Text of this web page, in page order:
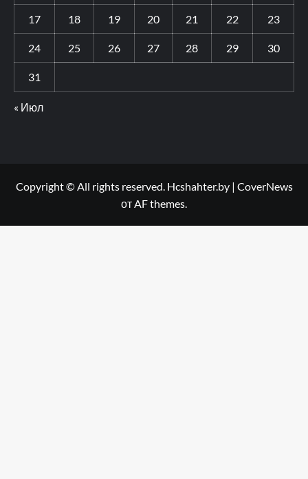
17 18 19 20 21 22 23
24 25 26 27 28 29 30
31
« Июл
Copyright © All rights reserved. Hcshahter.by | CoverNews
от AF themes.